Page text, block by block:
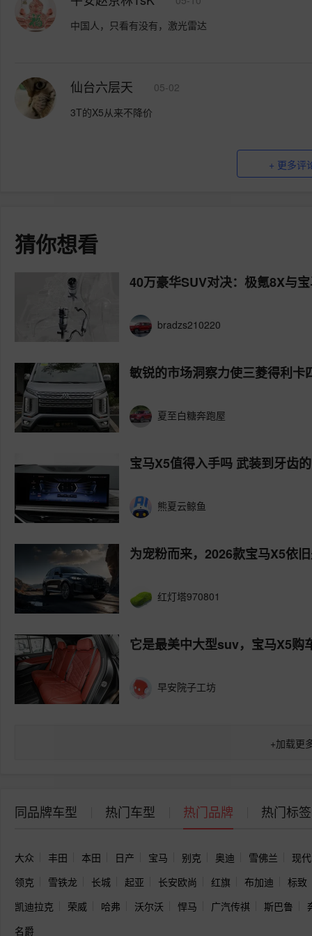
中国人，只看有没有，激光雷达
仙台六层天
05-02
3T的X5从来不降价
+ 更多评
猜你想看
40万豪华SUV对决：极氪8X与
bradzs210220
敏锐的市场洞察力使三菱得利
夏至白糖奔跑屋
宝马X5值得入手吗 武装到牙齿
熊夏云鲸鱼
为宠粉而来，2026款宝马X5依
红灯塔970801
它是最美中大型suv，宝马X5购
早安院子工坊
+加载更
同品牌车型 热门车型 热门品牌 热门标签
大众 丰田 本田 日产 宝马 别克 奥迪 雪佛兰
现代
领克
雪铁龙 长城 起亚 长安欧尚 红旗 布加迪
标致
凯迪拉克
荣威 哈弗 沃尔沃 悍马 广汽传祺 斯巴鲁
名爵